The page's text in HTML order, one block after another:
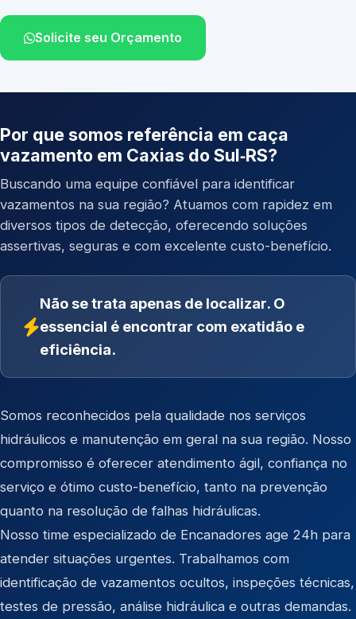
Solicite seu Orçamento
Por que somos referência em caça
vazamento em Caxias do Sul‑RS?
Buscando uma equipe confiável para identificar
vazamentos na sua região? Atuamos com rapidez em
diversos tipos de detecção, oferecendo soluções
assertivas, seguras e com excelente custo-benefício.
Não se trata apenas de localizar. O
essencial é encontrar com exatidão e
eficiência.
Somos reconhecidos pela qualidade nos serviços
hidráulicos e manutenção em geral na sua região. Nosso
compromisso é oferecer atendimento ágil, confiança no
serviço e ótimo custo-benefício, tanto na prevenção
quanto na resolução de falhas hidráulicas.
Nosso time especializado de Encanadores age 24h para
atender situações urgentes. Trabalhamos com
identificação de vazamentos ocultos, inspeções técnicas,
testes de pressão, análise hidráulica e outras demandas.